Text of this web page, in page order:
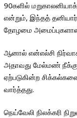
90களில்
என்றும், இந்தத்
தோழமை அமைப்புகளான
ஆனால் என்எல்சி
அதாவது மேல்மண்
ஏற்படுகின்ற
வார்த்தது.
நெய்வேலி நிலக்கரி